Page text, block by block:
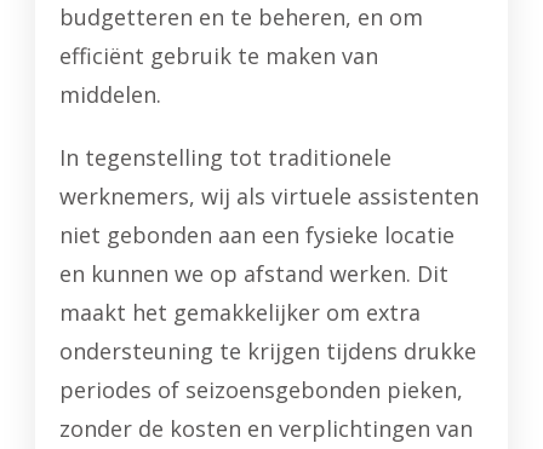
budgetteren en te beheren, en om
efficiënt gebruik te maken van
middelen.
In tegenstelling tot traditionele
werknemers, wij als virtuele assistenten
niet gebonden aan een fysieke locatie
en kunnen we op afstand werken. Dit
maakt het gemakkelijker om extra
ondersteuning te krijgen tijdens drukke
periodes of seizoensgebonden pieken,
zonder de kosten en verplichtingen van